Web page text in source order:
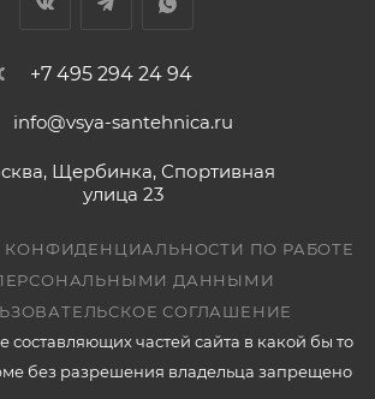
+7 495 294 24 94
info@vsya-santehnica.ru
Щербинка, Спортивная
улица 23
КОНФИДЕНЦИАЛЬНОСТИ ПО РАБОТЕ
ДАННЫМИ
СОГЛАШЕНИЕ
составляющих частей сайта в какой бы то
без разрешения владельца запрещено